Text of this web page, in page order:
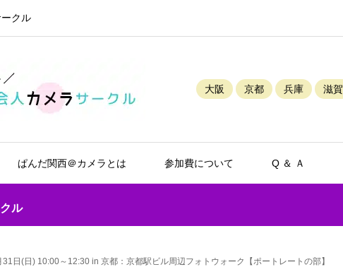
クル
大阪 京都 兵庫 滋賀
ぱんだ関西＠カメラとは 参加費について Q ＆ Ａ
ル
31日(日) 10:00～12:30 in 京都：京都駅ビル周辺フォトウォーク【ポートレートの部】